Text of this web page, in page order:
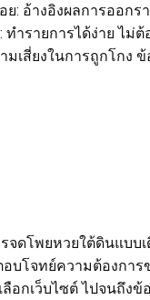
: อ้างอิงผลการออกร
ำรายการได้ง่าย ไม่
เสี่ยงในการถูกโกง ข้
ดโพยหวยใต้ดินแบบ
บโจทย์ความต้องกา
อกเว็บไซต์ ไปจนถึงข้